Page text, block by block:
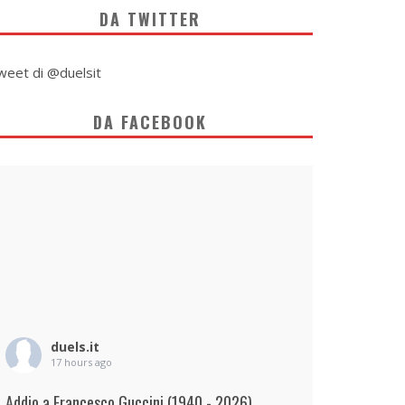
DA TWITTER
di @duelsit
DA FACEBOOK
duels.it
17 hours ago